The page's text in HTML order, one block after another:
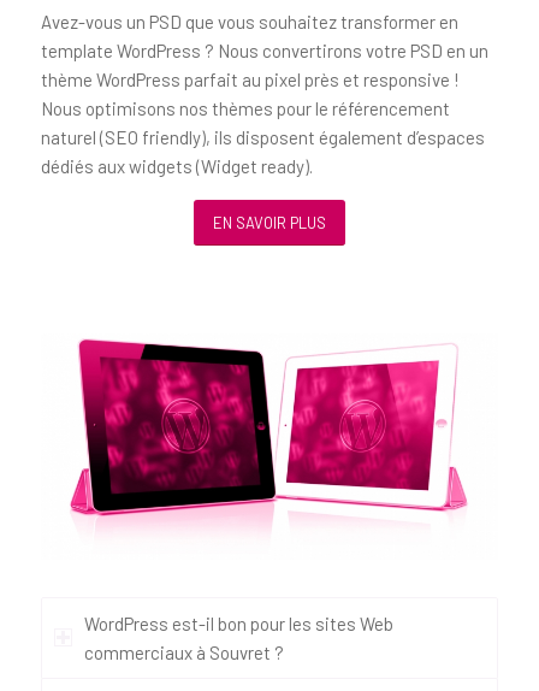
Avez-vous un PSD que vous souhaitez transformer en
template WordPress ? Nous convertirons votre PSD en un
thème WordPress parfait au pixel près et responsive !
Nous optimisons nos thèmes pour le référencement
naturel (SEO friendly), ils disposent également d’espaces
dédiés aux widgets (Widget ready).
EN SAVOIR PLUS
WordPress est-il bon pour les sites Web
commerciaux à Souvret ?